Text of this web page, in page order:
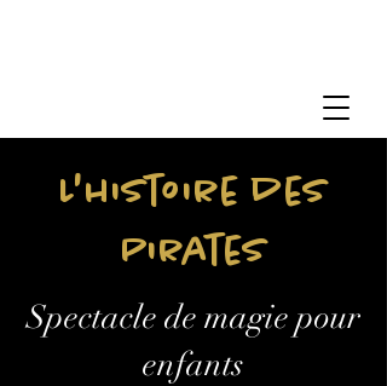
L'histoire des
Pirates
Spectacle de magie pour
enfants